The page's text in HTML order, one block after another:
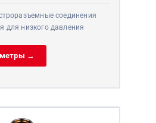
соединения
для низкого давления
→